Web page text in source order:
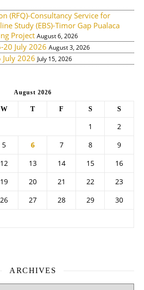
(RFQ)-Consultancy Service for
Study (EBS)-Timor Gap Pualaca
Project August 6, 2026
20 July 2026 August 3, 2026
July 2026 July 15, 2026
August 2026
W T F S S
1
2
5 6 7 8
9
12 13 14 15
16
19 20 21 22
23
26 27 28 29
30
ARCHIVES